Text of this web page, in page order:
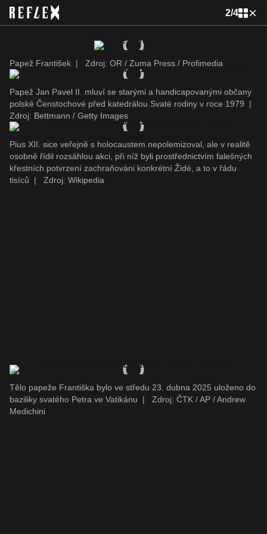
2/4
Papež František | Zdroj: OR / Zuma Press / Profimedia
Papež Jan Pavel II. mluví se starými a handicapovanými občany
polské Čenstochové před katedrálou Svaté rodiny v roce 1979
|
Zdroj: Bettmann / Getty Images
Pius XII. sice veřejně s holocaustem nepolemizoval, ale v realitě
osobně řídil rozsáhlou akci, při níž byli prostřednictvím falešných
křestních potvrzení zachraňováni konkrétní Židé, a to v řádu
tisíců
| Zdroj: Wikipedia
Tělo papeže Františka bylo ve středu 23. dubna 2025 uloženo do
baziliky svatého Petra ve Vatikánu
|
Zdroj: ČTK / AP / Andrew
Medichini